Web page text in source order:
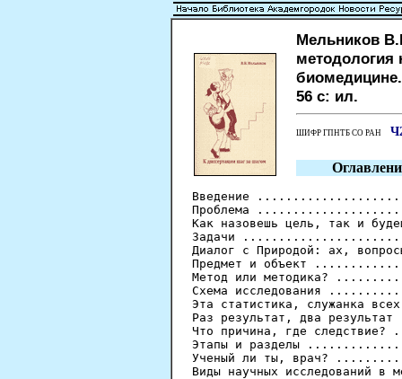
Мельников
методология
56 с: ил.
ШИФР ГПНТБ СО РАН
Введение
Проблема
Как назовешь цель, так и
Задачи
Диалог с Природой: ах,
Предмет и объект
Метод или методика?
Схема исследования
Эта статистика,
Раз результат, два
Что причина, где
Этапы и разделы
Ученый ли ты, врач?
Виды научных